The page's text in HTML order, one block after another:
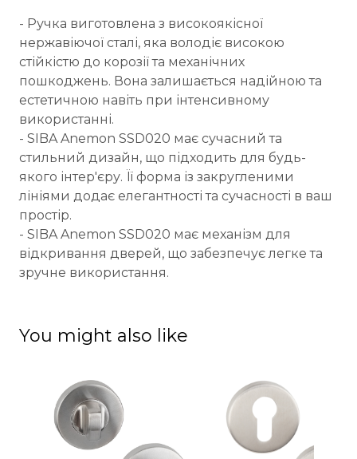
- Ручка виготовлена з високоякісної
нержавіючої сталі, яка володіє високою
стійкістю до корозії та механічних
пошкоджень. Вона залишається надійною та
естетичною навіть при інтенсивному
використанні.
- SIBA Anemon SSD020 має сучасний та
стильний дизайн, що підходить для будь-
якого інтер'єру. Її форма із закругленими
лініями додає елегантності та сучасності в ваш
простір.
- SIBA Anemon SSD020 має механізм для
відкривання дверей, що забезпечує легке та
зручне використання.
You might also like